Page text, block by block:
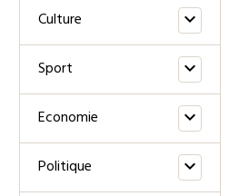
Culture
Sport
Economie
Politique